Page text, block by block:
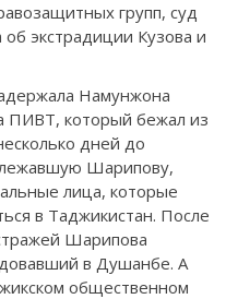
групп, суд
экстрадиции Кузова и
Намунжона
ПИВТ, который бежал из
дней до
Шарипову,
лица, которые
в Таджикистан. После
Шарипова
в Душанбе. А
общественном